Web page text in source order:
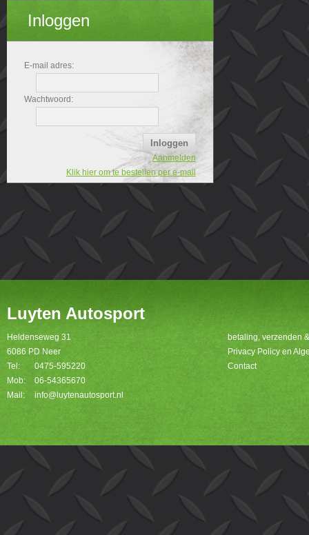
Inloggen
E-mail adres:
Wachtwoord:
Aanmelden
Klik hier om te bestellen per e-mail
Luyten Autosport
Heldenseweg 31
6086 PD Neer
Tel:
0475-595220
Mob:
06-54365670
Mail:
info@luytenautosport.nl
betaling, verzenden
Privacy Policy en
Contact